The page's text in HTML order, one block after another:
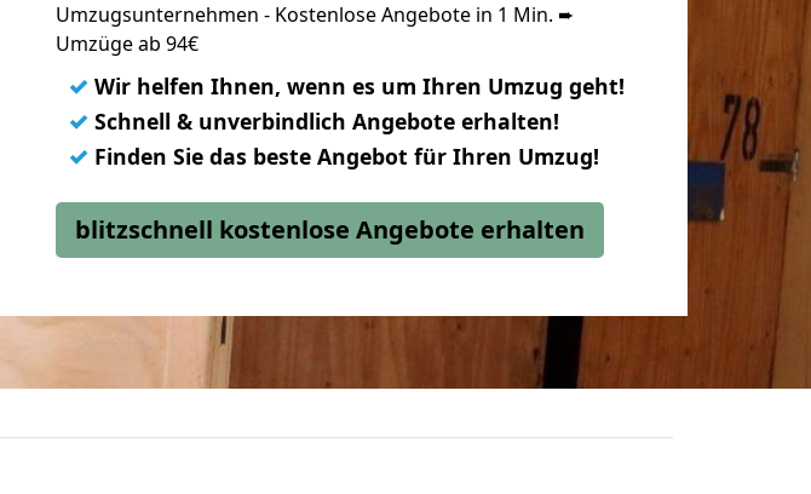
Umzugsunternehmen - Kostenlose Angebote in 1 Min. ➨
Umzüge ab 94€
✓ Wir helfen Ihnen, wenn es um Ihren Umzug geht!
✓ Schnell & unverbindlich Angebote erhalten!
✓ Finden Sie das beste Angebot für Ihren Umzug!
blitzschnell kostenlose Angebote erhalten